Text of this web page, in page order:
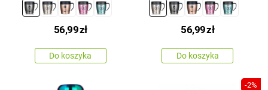
TAZZA 330
ml,antracytowy
56,99zł
Do koszyka
TAZZA 330 ml,beżowy
56,99zł
Do koszyka
-2%